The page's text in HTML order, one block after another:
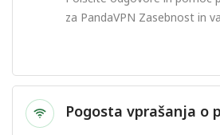
za PandaVPN Zasebnost in
Pogosta vprašanja o